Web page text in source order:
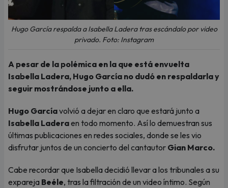
Hugo García respalda a Isabella Ladera tras escándalo por video
privado. Foto: Instagram
A pesar de la polémica en la que está envuelta
Isabella Ladera, Hugo García no dudó en respaldarla y
seguir mostrándose junto a ella.
Hugo Garcíavolvió a dejar en claro que estará junto a
Isabella Laderaen todo momento. Así lo demuestran sus
últimas publicaciones en redes sociales, donde se les vio
disfrutar juntos de un concierto del cantautor Gian Marco.
Cabe recordar que Isabella decidió llevar a los tribunales a su
expareja Beéle, tras la filtración de un video íntimo. Según